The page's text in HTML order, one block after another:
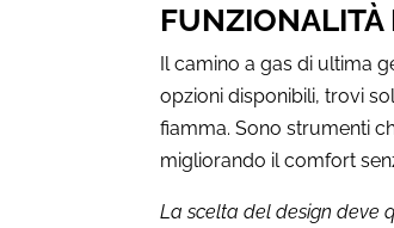
FUNZIONALITÀ
Il camino a gas di ultima
opzioni disponibili, trovi
fiamma. Sono strumenti
migliorando il comfort
La scelta del design deve